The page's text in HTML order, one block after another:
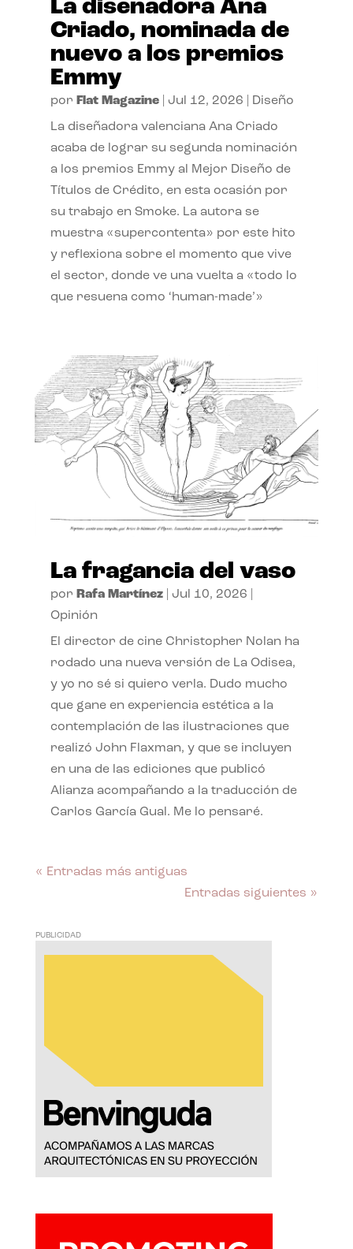
La diseñadora Ana
Criado, nominada de
nuevo a los premios
Emmy
por Flat Magazine| Jul 12, 2026 Diseño
La diseñadora valenciana Ana Criado
acaba de lograr su segunda nominación
a los premios Emmy al Mejor Diseño de
Títulos de Crédito, en esta ocasión por
su trabajo en Smoke. La autora se
muestra «supercontenta» por este hito
y reflexiona sobre el momento que vive
el sector, donde ve una vuelta a «todo lo
que resuena como ‘human-made’»
La fragancia del vaso
por Rafa Martínez| Jul 10, 2026
Opinión
El director de cine Christopher Nolan ha
rodado una nueva versión de La Odisea,
y yo no sé si quiero verla. Dudo mucho
que gane en experiencia estética a la
contemplación de las ilustraciones que
realizó John Flaxman, y que se incluyen
en una de las ediciones que publicó
Alianza acompañando a la traducción de
Carlos García Gual. Me lo pensaré.
« Entradas más antiguas
Entradas siguientes »
PUBLICIDAD